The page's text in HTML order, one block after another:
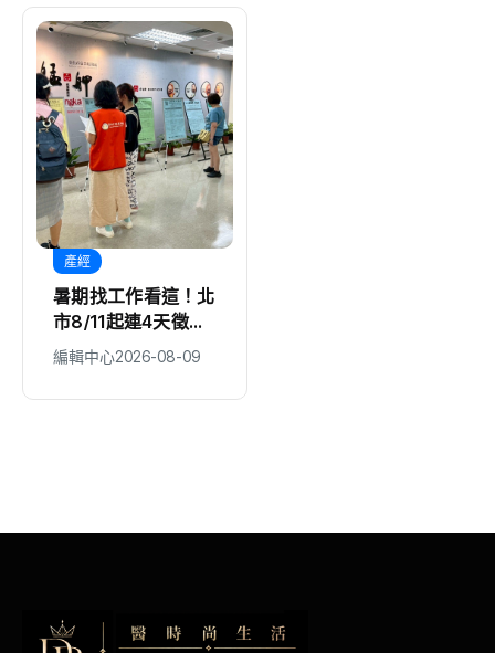
產經
暑期找工作看這！北
市8/11起連4天徵
才 逾580職缺最高
6萬元
編輯中心2026-08-09